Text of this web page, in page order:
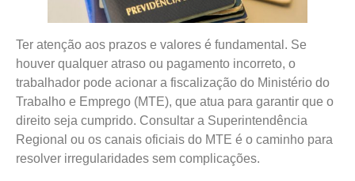
Ter atenção aos prazos e valores é fundamental. Se
houver qualquer atraso ou pagamento incorreto, o
trabalhador pode acionar a fiscalização do Ministério do
Trabalho e Emprego (MTE), que atua para garantir que o
direito seja cumprido. Consultar a Superintendência
Regional ou os canais oficiais do MTE é o caminho para
resolver irregularidades sem complicações.